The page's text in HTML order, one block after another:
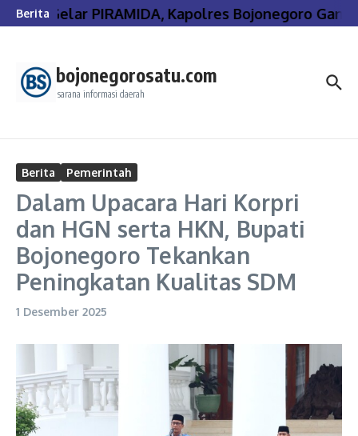
Lewati ke konten
BeritaGelar PIRAMIDA, Kapolres Bojonegoro
bojonegorosatu.com
sarana informasi daerah
Berita Pemerintah
Dalam Upacara Hari Korpri
dan HGN serta HKN, Bupati
Bojonegoro Tekankan
Peningkatan Kualitas SDM
1 Desember 2025